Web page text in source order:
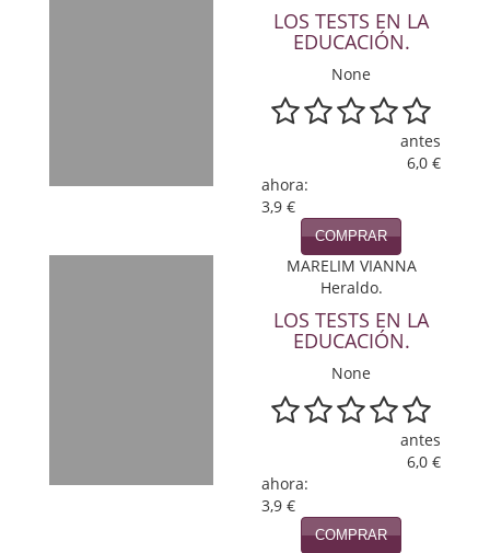
LOS TESTS EN LA
EDUCACIÓN.
None
antes
6,0 €
ahora:
3,9 €
COMPRAR
MARELIM VIANNA
Heraldo.
LOS TESTS EN LA
EDUCACIÓN.
None
antes
6,0 €
ahora:
3,9 €
COMPRAR